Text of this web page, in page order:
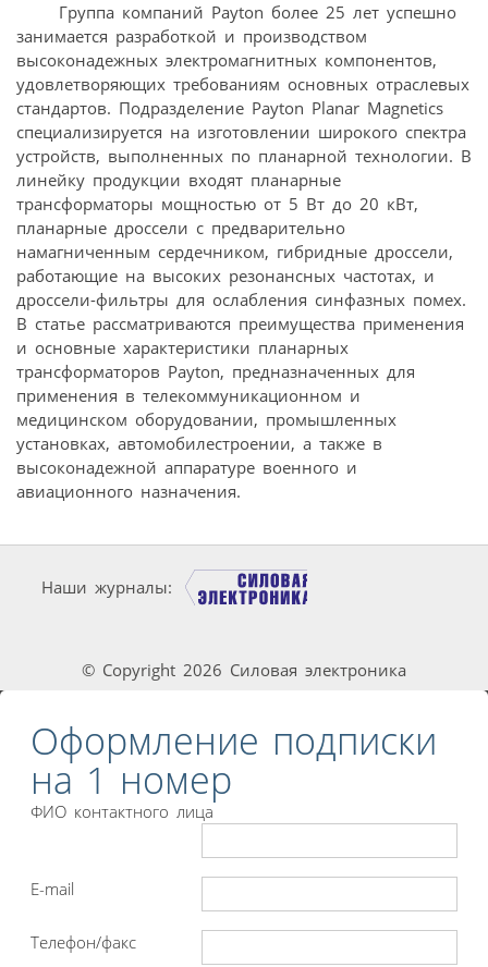
Группа компаний Payton более 25 лет успешно
занимается разработкой и производством
высоконадежных электромагнитных компонентов,
удовлетворяющих требованиям основных отраслевых
стандартов. Подразделение Payton Planar Magnetics
специализируется на изготовлении широкого спектра
устройств, выполненных по планарной технологии. В
линейку продукции входят планарные
трансформаторы мощностью от 5 Вт до 20 кВт,
планарные дроссели с предварительно
намагниченным сердечником, гибридные дроссели,
работающие на высоких резонансных частотах, и
дроссели-фильтры для ослабления синфазных помех.
В статье рассматриваются преимущества применения
и основные характеристики планарных
трансформаторов Payton, предназначенных для
применения в телекоммуникационном и
медицинском оборудовании, промышленных
установках, автомобилестроении, а также в
высоконадежной аппаратуре военного и
авиационного назначения.
Наши журналы:
© Copyright 2026 Силовая электроника
Оформление подписки
на 1 номер
ФИО контактного лица
E-mail
Телефон/факс